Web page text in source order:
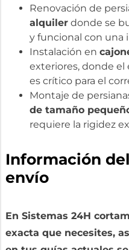
Renovación de
alquiler donde se
y funcional con una
Instalación en
exteriores, donde
es crítico para el
Montaje de
de tamaño
requiere la rigidez
Información
envío
En Sistemas 24H
exacta que necesites,